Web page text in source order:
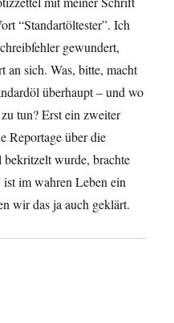
“Standartöltester”. Ich
gewundert,
an sich. Was, bitte, macht
überhaupt – und wo
tun? Erst ein zweiter
Reportage über die
wurde, brachte
im wahren Leben ein
wir das ja auch geklärt.